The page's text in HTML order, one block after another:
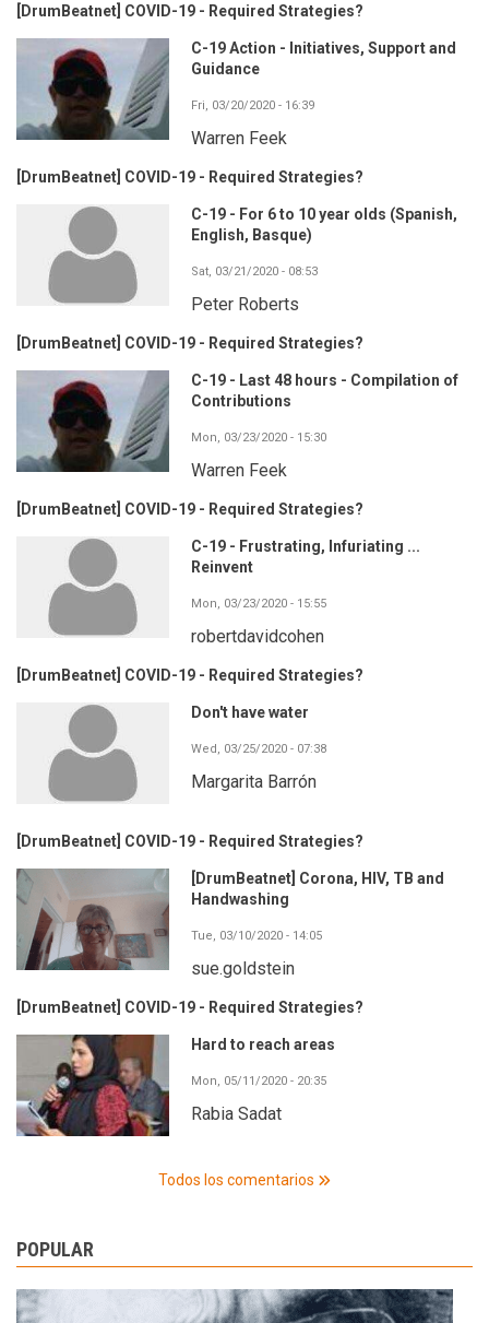
[DrumBeatnet] COVID-19 - Required Strategies?
C-19 Action - Initiatives, Support and
Guidance
Fri, 03/20/2020 - 16:39
Warren Feek
[DrumBeatnet] COVID-19 - Required Strategies?
C-19 - For 6 to 10 year olds (Spanish,
English, Basque)
Sat, 03/21/2020 - 08:53
Peter Roberts
[DrumBeatnet] COVID-19 - Required Strategies?
C-19 - Last 48 hours - Compilation of
Contributions
Mon, 03/23/2020 - 15:30
Warren Feek
[DrumBeatnet] COVID-19 - Required Strategies?
C-19 - Frustrating, Infuriating ...
Reinvent
Mon, 03/23/2020 - 15:55
robertdavidcohen
[DrumBeatnet] COVID-19 - Required Strategies?
Don't have water
Wed, 03/25/2020 - 07:38
Margarita Barrón
[DrumBeatnet] COVID-19 - Required Strategies?
[DrumBeatnet] Corona, HIV, TB and
Handwashing
Tue, 03/10/2020 - 14:05
sue.goldstein
[DrumBeatnet] COVID-19 - Required Strategies?
Hard to reach areas
Mon, 05/11/2020 - 20:35
Rabia Sadat
Todos los comentarios
POPULAR